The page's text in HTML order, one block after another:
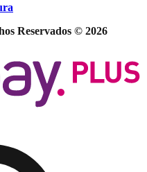
Reservados © 2026